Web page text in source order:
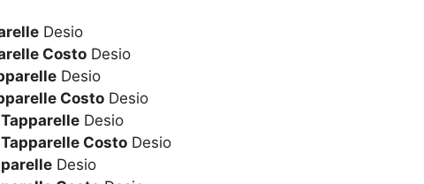
Desio
Costo Desio
Desio
Costo Desio
Desio
Costo Desio
Desio